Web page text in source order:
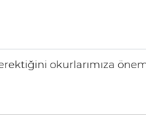
okurlarımıza